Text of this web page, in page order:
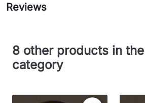
Reviews
8 other products in
category